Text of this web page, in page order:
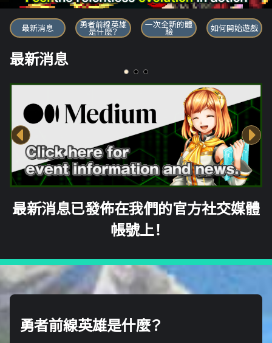
勇者前線英雄
最新消息 勇者前線英雄
是什麼？
一次全新的體
驗 如何開始遊戲
最新消息
最新消息已發佈在我們的官方社交媒體
帳號上！
勇者前線英雄是什麼？